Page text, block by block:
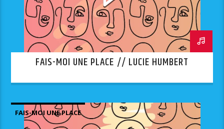
FAIS-MOI UNE PLACE // LUCIE HUMBERT
FAIS-MOI UNE PLACE